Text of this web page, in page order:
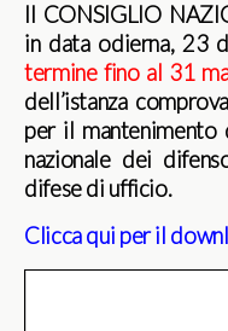
Il CONSIGLIO
in data odierna, 23
termine fino al 31
dell’istanza
per il mantenimento
nazionale dei
difese di ufficio.
Clicca qui per il